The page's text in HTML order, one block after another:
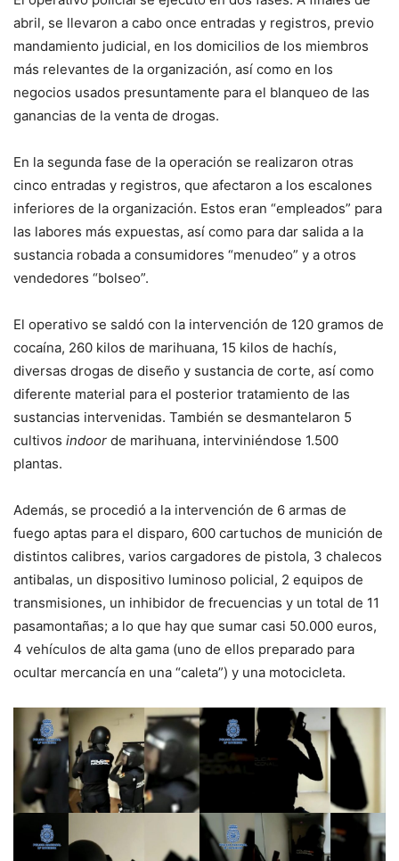
abril, se llevaron a cabo once entradas y registros, previo
mandamiento judicial, en los domicilios de los miembros
más relevantes de la organización, así como en los
negocios usados presuntamente para el blanqueo de las
ganancias de la venta de drogas.
En la segunda fase de la operación se realizaron otras
cinco entradas y registros, que afectaron a los escalones
inferiores de la organización. Estos eran “empleados” para
las labores más expuestas, así como para dar salida a la
sustancia robada a consumidores “menudeo” y a otros
vendedores “bolseo”.
El operativo se saldó con la intervención de 120 gramos de
cocaína, 260 kilos de marihuana, 15 kilos de hachís,
diversas drogas de diseño y sustancia de corte, así como
diferente material para el posterior tratamiento de las
sustancias intervenidas. También se desmantelaron 5
cultivos indoor de marihuana, interviniéndose 1.500
plantas.
Además, se procedió a la intervención de 6 armas de
fuego aptas para el disparo, 600 cartuchos de munición de
distintos calibres, varios cargadores de pistola, 3 chalecos
antibalas, un dispositivo luminoso policial, 2 equipos de
transmisiones, un inhibidor de frecuencias y un total de 11
pasamontañas; a lo que hay que sumar casi 50.000 euros,
4 vehículos de alta gama (uno de ellos preparado para
ocultar mercancía en una “caleta”) y una motocicleta.